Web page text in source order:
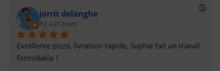
jorrit delanghe
il y a 21 jours
Excellente pizza, livraison rapide, Sophie fait un travail
formidable !